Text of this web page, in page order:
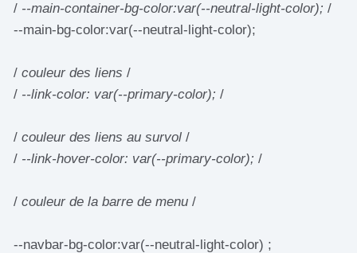
/ --main-container-bg-color:var(--neutral-light-color); /
--main-bg-color:var(--neutral-light-color);
/ couleur des liens /
/ --link-color: var(--primary-color); /
/ couleur des liens au survol /
/ --link-hover-color: var(--primary-color); /
/ couleur de la barre de menu /
--navbar-bg-color:var(--neutral-light-color) ;